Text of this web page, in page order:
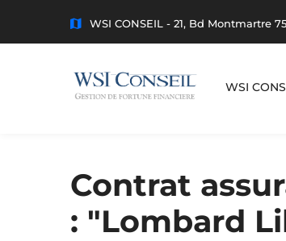
WSI CONSEIL - 21, Bd Montmartre
WSI
Contrat
: "Lombard